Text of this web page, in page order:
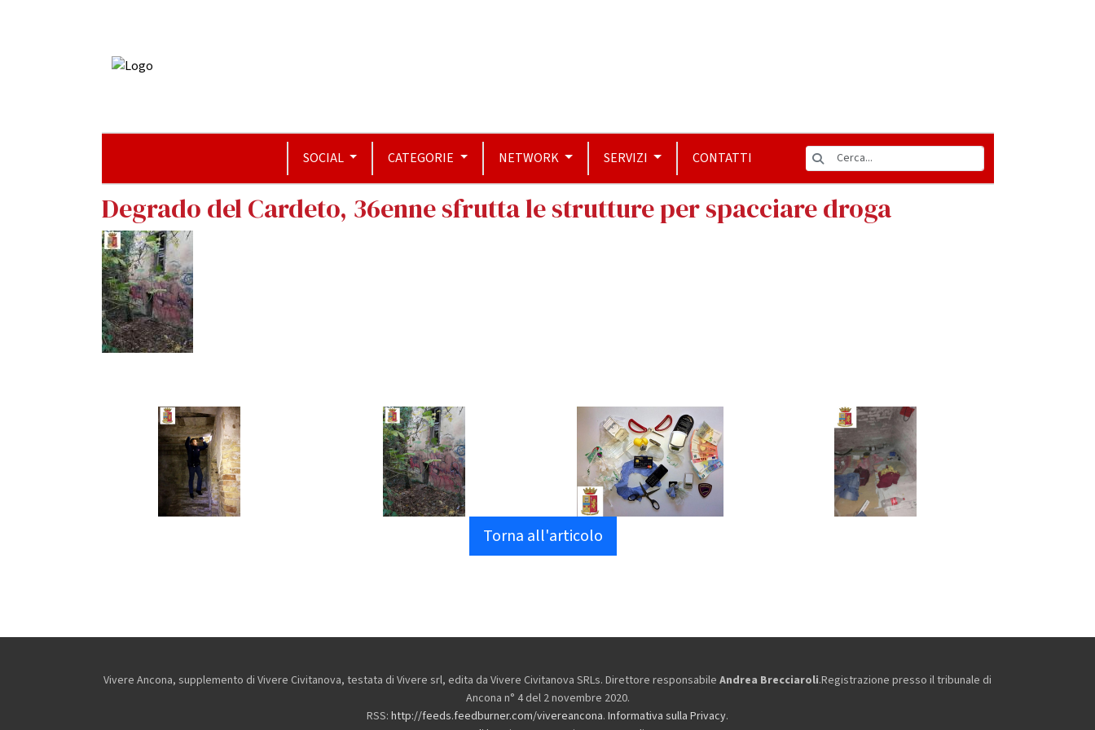
SOCIAL CATEGORIE NETWORK SERVIZI CONTATTI
Degrado del Cardeto, 36enne sfrutta le strutture per spacciare droga
Torna all'articolo
Vivere Ancona, supplemento di Vivere Civitanova, testata di Vivere srl, edita da Vivere Civitanova SRLs. Direttore responsabile Andrea Brecciaroli.Registrazione presso il tribunale di
Ancona n° 4 del 2 novembre 2020.
RSS: http://feeds.feedburner.com/vivereancona. Informativa sulla Privacy.